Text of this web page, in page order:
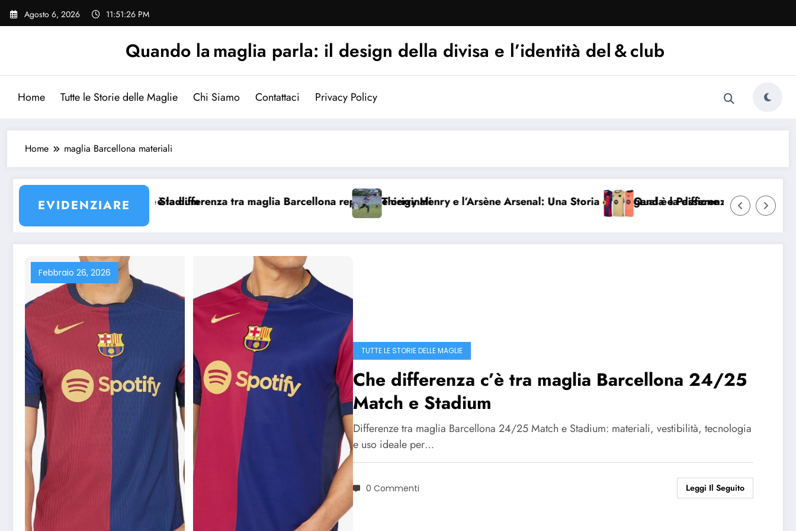
Vai
Agosto 6, 2026 11:51:27 PM
Quando la maglia parla: il design della divisa e l’identità del & club
Home Tutte le Storie delle Maglie Chi Siamo Contattaci Privacy Policy
Home maglia Barcellona materiali
EVIDENZIARE
24/25 Match e Stadium
Qual è la differenza tra maglia Barcellona repliche e originaliThierry Henry e l’Arsène Arsenal: Una Storia di Leggenda e PassioneQual è la differenza tra maglia Home,
Febbraio 26, 2026
TUTTE LE STORIE DELLE MAGLIE
Che differenza c’è tra maglia Barcellona 24/25
Match e Stadium
Differenze tra maglia Barcellona 24/25 Match e Stadium: materiali, vestibilità, tecnologia
e uso ideale per…
0 Commenti Leggi Il Seguito